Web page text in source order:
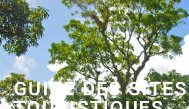
GUIDE DES SITES